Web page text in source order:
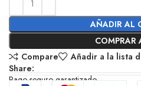
AÑADIR AL
COMPRAR
Compare
Añadir a la lista
Share:
Pago seguro garantizado